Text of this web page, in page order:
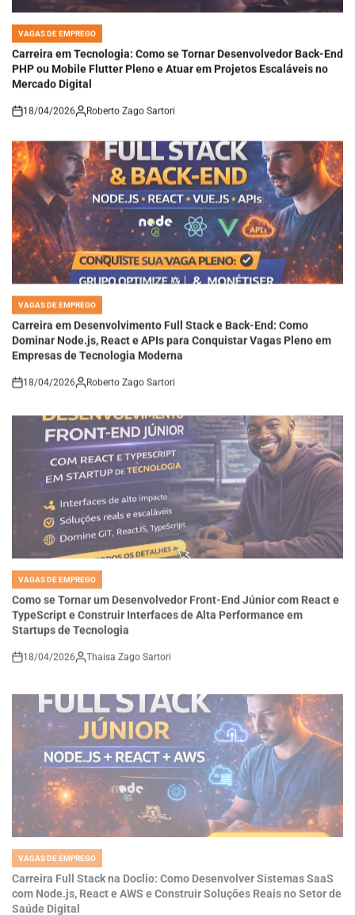
VAGAS DE EMPREGO
Carreira em Tecnologia: Como se Tornar Desenvolvedor Back-End
PHP ou Mobile Flutter Pleno e Atuar em Projetos Escaláveis no
Mercado Digital
on
INCarreira em Desenvolvimento Full Stack e Back-End: Como
Dominar Node.js, React e APIs para Conquistar Vagas Pleno em
Empresas de Tecnologia Moderna
18/04/2026 Roberto Zago Sartori
POSTED
IN
VAGAS DE EMPREGO
Como se Tornar um Desenvolvedor Front-End Júnior com React e
TypeScript e Construir Interfaces de Alta Performance em
Startups de Tecnologia
on
18/04/2026 Thaisa Zago Sartori
POSTED
IN
VAGAS DE EMPREGO
Carreira Full Stack na Doclio: Como Desenvolver Sistemas SaaS
com Node.js, React e AWS e Construir Soluções Reais no Setor de
Saúde Digital
on
18/04/2026 Thaisa Zago Sartori